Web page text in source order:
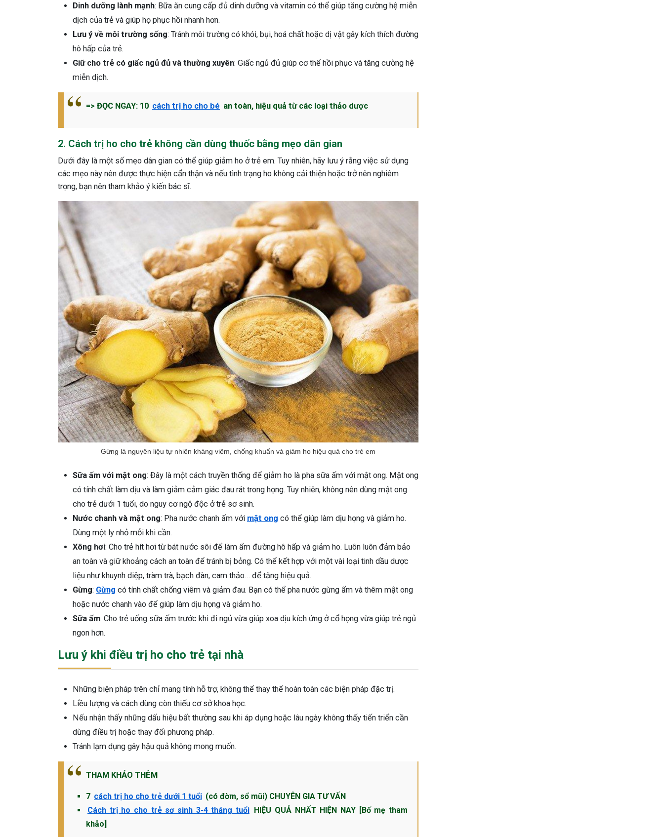
Dinh dưỡng lành mạnh: Bữa ăn cung cấp đủ dinh dưỡng và vitamin có thể giúp tăng cường hệ miễn
dịch của trẻ và giúp họ phục hồi nhanh hơn.
Lưu ý về môi trường sống: Tránh môi trường có khói, bụi, hoá chất hoặc dị vật gây kích thích đường
hô hấp của trẻ.
Giữ cho trẻ có giấc ngủ đủ và thường xuyên: Giấc ngủ đủ giúp cơ thể hồi phục và tăng cường hệ
miễn dịch.
=> ĐỌC NGAY: 10 cách trị ho cho bé an toàn, hiệu quả từ các loại thảo dược
2. Cách trị ho cho trẻ không cần dùng thuốc bằng mẹo dân gian
Dưới đây là một số mẹo dân gian có thể giúp giảm ho ở trẻ em. Tuy nhiên, hãy lưu ý rằng việc sử dụng
các mẹo này nên được thực hiện cẩn thận và nếu tình trạng ho không cải thiện hoặc trở nên nghiêm
trọng, bạn nên tham khảo ý kiến ​​bác sĩ.
Gừng là nguyên liệu tự nhiên kháng viêm, chống khuẩn và giảm ho hiệu quả cho trẻ em
Sữa ấm với mật ong: Đây là một cách truyền thống để giảm ho là pha sữa ấm với mật ong. Mật ong
có tính chất làm dịu và làm giảm cảm giác đau rát trong họng. Tuy nhiên, không nên dùng mật ong
cho trẻ dưới 1 tuổi, do nguy cơ ngộ độc ở trẻ sơ sinh.
Nước chanh và mật ong: Pha nước chanh ấm với mật ong có thể giúp làm dịu họng và giảm ho.
Dùng một ly nhỏ mỗi khi cần.
Xông hơi: Cho trẻ hít hơi từ bát nước sôi để làm ẩm đường hô hấp và giảm ho. Luôn luôn đảm bảo
an toàn và giữ khoảng cách an toàn để tránh bị bỏng. Có thể kết hợp với một vài loại tinh dầu dược
liệu như khuynh diệp, tràm trà, bạch đàn, cam thảo… để tăng hiệu quả.
Gừng: Gừng có tính chất chống viêm và giảm đau. Bạn có thể pha nước gừng ấm và thêm mật ong
hoặc nước chanh vào để giúp làm dịu họng và giảm ho.
Sữa ấm: Cho trẻ uống sữa ấm trước khi đi ngủ vừa giúp xoa dịu kích ứng ở cổ họng vừa giúp trẻ ngủ
ngon hơn.
Lưu ý khi điều trị ho cho trẻ tại nhà
Những biện pháp trên chỉ mang tính hỗ trợ, không thể thay thế hoàn toàn các biện pháp đặc trị.
Liều lượng và cách dùng còn thiếu cơ sở khoa học.
Nếu nhận thấy những dấu hiệu bất thường sau khi áp dụng hoặc lâu ngày không thấy tiến triển cần
dừng điều trị hoặc thay đổi phương pháp.
Tránh lạm dụng gây hậu quả không mong muốn.
THAM KHẢO THÊM
7 cách trị ho cho trẻ dưới 1 tuổi (có đờm, sổ mũi) CHUYÊN GIA TƯ VẤN
Cách trị ho cho trẻ sơ sinh 3-4 tháng tuổi HIỆU QUẢ NHẤT HIỆN NAY [Bố mẹ tham
khảo]